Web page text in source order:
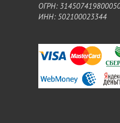
ОГРН:
ИНН: 502100023344